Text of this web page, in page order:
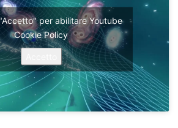
per abilitare Youtube
Cookie Policy